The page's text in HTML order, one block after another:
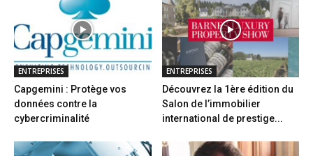
ENTREPRISES
Capgemini : Protège vos
données contre la
cybercriminalité
ENTREPRISES
Découvrez la 1ère édition du
Salon de l’immobilier
international de prestige...